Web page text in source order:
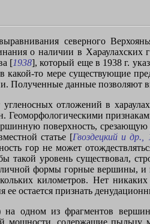
северного
о наличии в Хараулахских
[1938], который еще в 1938 г.
какой-то мере существующие
Полученные данные позволяют
угленосных отложений в
Геоморфологическими
поверхность,
статье [Гвоздецкий и др.,
гор не может
такой уровень существовал,
формы горные вершины, и
километров. Нет
остается признать
одном из фрагментов
мощности, содержащие пыльцу